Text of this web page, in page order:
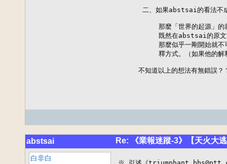
二、如果abstsai的看法不
那麼「世界的起源」的
既然在abstsai的原文
那麼似乎一剛開始就不
釋方式。（如果他的解
不知道以上的想法有無錯誤？
abstsai Re: 《業報迷蹤-3》【天火大
白非白